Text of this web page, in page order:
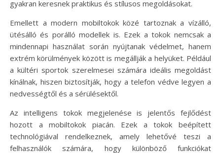
gyakran keresnek praktikus és stílusos megoldásokat.
Emellett a modern mobiltokok közé tartoznak a vízálló,
ütésálló és porálló modellek is. Ezek a tokok nemcsak a
mindennapi használat során nyújtanak védelmet, hanem
extrém körülmények között is megállják a helyüket. Például
a kültéri sportok szerelmesei számára ideális megoldást
kínálnak, hiszen biztosítják, hogy a telefon védve legyen a
nedvességtől és a sérülésektől.
Az intelligens tokok megjelenése is jelentős fejlődést
hozott a mobiltokok piacán. Ezek a tokok beépített
technológiával rendelkeznek, amely lehetővé teszi a
felhasználók számára, hogy különböző funkciókat